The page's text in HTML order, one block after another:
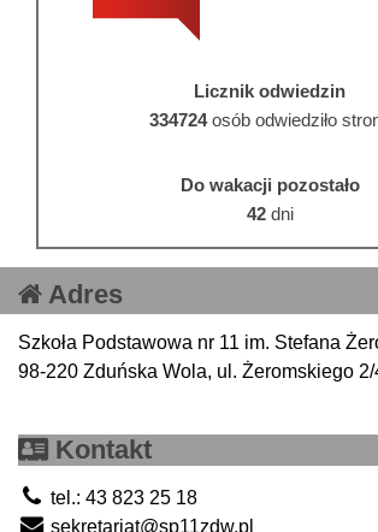
Licznik odwiedzin
334724osób odwiedziło
Do wakacji pozostało
42dni
Adres
Szkoła Podstawowa nr 11 im. Stefana
98-220 Zduńska Wola, ul. Żeromskiego 2/
Kontakt
tel.: 43 823 25 18
sekretariat@sp11zdw.pl